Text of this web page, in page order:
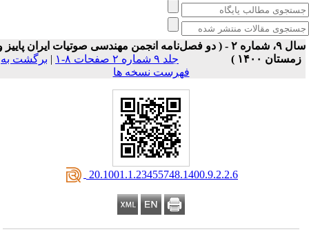
سال ۹، شماره ۲ - ( دو فصل‌نامه انجمن مهندسی صوتیات ايران پاییز و
زمستان ۱۴۰۰ )
جلد ۹ شماره ۲ صفحات ۸-۱ | برگشت به
فهرست نسخه ها
‎ 20.1001.1.23455748.1400.9.2.2.6